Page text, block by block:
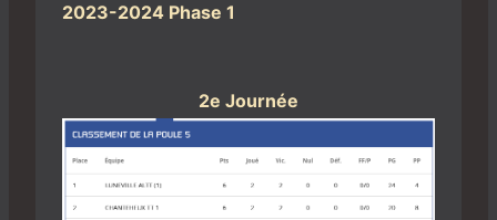
2023-2024 Phase 1
2e Journée